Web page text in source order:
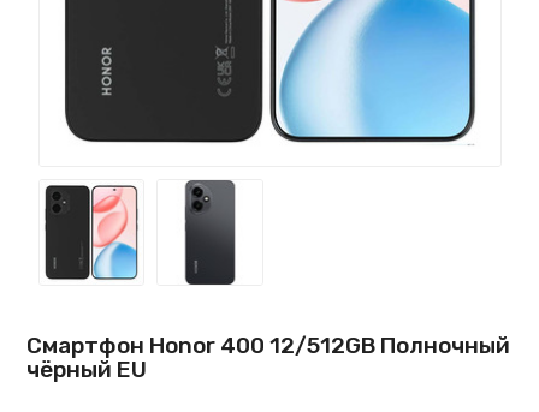
Смартфон Honor 400 12/512GB Полночный
чёрный EU